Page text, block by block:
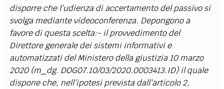
disporre che l’udienza di accertamento del passivo si
svolga mediante videoconferenza. Depongono a
favore di questa scelta:- il provvedimento del
Direttore generale dei sistemi informativi e
automatizzati del Ministero della giustizia 10 marzo
2020 (m_dg. DOG07.10/03/2020.0003413.ID) il quale
dispone che, nell’ipotesi prevista dall’articolo 2,